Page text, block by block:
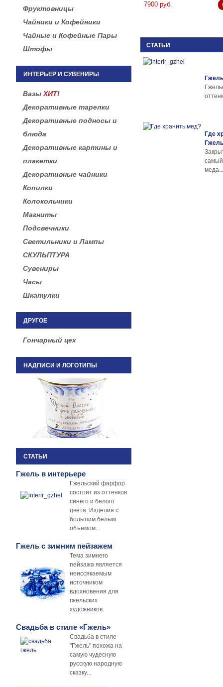
Фруктовницы
Чайники и Кофейники
Чайные и Кофейные Пары
Штофы
ИНТЕРЬЕР И СУВЕНИРЫ
Вазы ХИТ!
Декоративные тарелки
Декоративные подносы и
блюда
Декоративные картины и
плакетки
Декоративные чайники
Копилки
Колокольчики
Магниты
Подсвечники
Светильники и Лампы
СКУЛЬПТУРА
Сувениры
Часы
Шкатулки
ДРУГОЕ
Гончарный цех
НАДПИСИ И ЛОГОТИПЫ
СТАТЬИ
Гжель в интерьере
Гжельский фарфор
состоит из оттенков
синего и белого
цвета. Изделия с
большим белым
объемом...
Гжель с зимним пейзажем
Тема зимнего
пейзажа является
неиссякаемым
источником
вдохновения для
гжельских
художников.
Свадьба в стиле «Гжель»
Свадьба в стиле
"Гжель" похожа на
самую чудесную
русскую народную
сказку...
7900 руб.
СТАТЬИ
Где
Гжель
меда...